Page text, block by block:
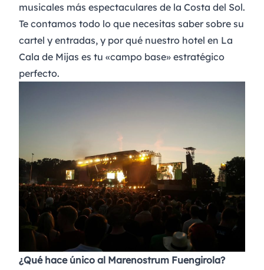
musicales más espectaculares de la Costa del Sol.
Te contamos todo lo que necesitas saber sobre su
cartel y entradas, y por qué nuestro hotel en La
Cala de Mijas es tu «campo base» estratégico
perfecto.
¿Qué hace único al Marenostrum Fuengirola?